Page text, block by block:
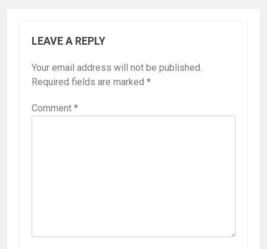
LEAVE A REPLY
Your email address will not be published.
Required fields are marked *
Comment *